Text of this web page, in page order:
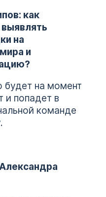
как
на
и
будет на момент
и попадет в
команде